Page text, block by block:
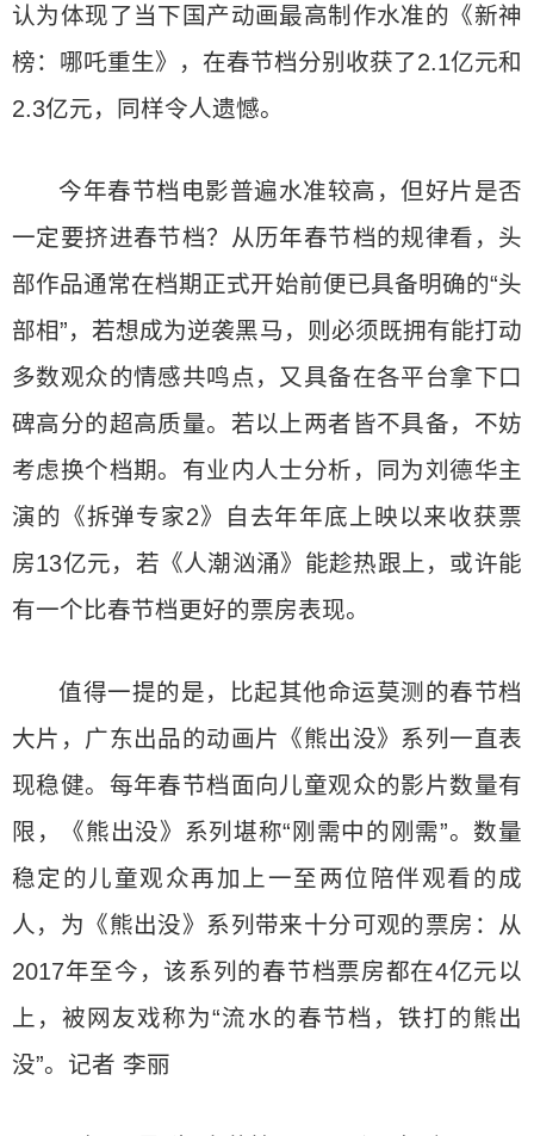
认为体现了当下国产动画最高制作水准的《新神
榜：哪吒重生》，在春节档分别收获了2.1亿元和
2.3亿元，同样令人遗憾。
今年春节档电影普遍水准较高，但好片是否
一定要挤进春节档？从历年春节档的规律看，头
部作品通常在档期正式开始前便已具备明确的“头
部相”，若想成为逆袭黑马，则必须既拥有能打动
多数观众的情感共鸣点，又具备在各平台拿下口
碑高分的超高质量。若以上两者皆不具备，不妨
考虑换个档期。有业内人士分析，同为刘德华主
演的《拆弹专家2》自去年年底上映以来收获票
房13亿元，若《人潮汹涌》能趁热跟上，或许能
有一个比春节档更好的票房表现。
值得一提的是，比起其他命运莫测的春节档
大片，广东出品的动画片《熊出没》系列一直表
现稳健。每年春节档面向儿童观众的影片数量有
限，《熊出没》系列堪称“刚需中的刚需”。数量
稳定的儿童观众再加上一至两位陪伴观看的成
人，为《熊出没》系列带来十分可观的票房：从
2017年至今，该系列的春节档票房都在4亿元以
上，被网友戏称为“流水的春节档，铁打的熊出
没”。记者 李丽